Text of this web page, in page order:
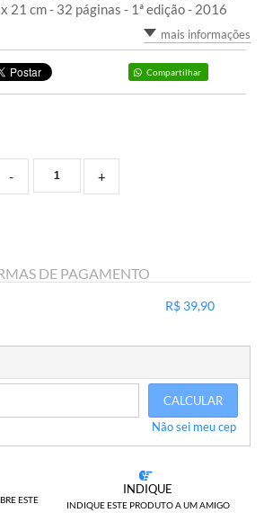
21 cm - 32 páginas - 1ª edição - 2016
mais informações
Compartilhar
ESTE
INDIQUE
INDIQUE ESTE PRODUTO A UM AMIGO
+
-
DE PAGAMENTO
R$ 39,90
...
CALCULAR
Não sei meu cep